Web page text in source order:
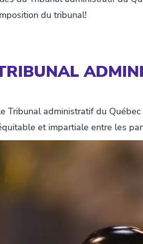
du tribunal!
Tribunal administratif du
et impartiale entre les